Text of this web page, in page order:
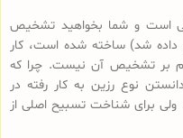
است و شما بخواهید تشخیص
داده شد) ساخته شده است، کار
بر تشخیص آن نیست. چرا که
نوع رزین به کار رفته در
برای شناخت تسبیح اصلی از